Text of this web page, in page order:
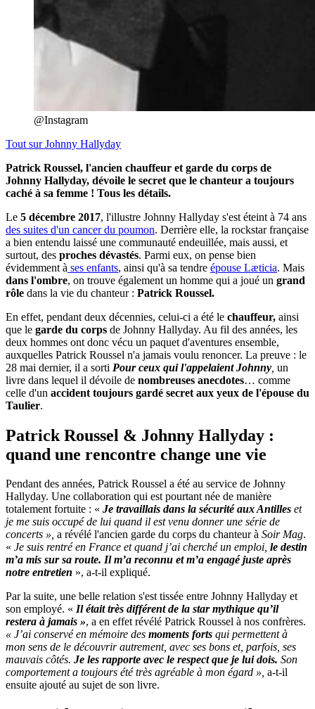
@Instagram
Tout surJohnny Hallyday
Patrick Roussel, l'ancien chauffeur et garde du corps de
Johnny Hallyday, dévoile le secret que le chanteur a toujours
caché à sa femme ! Tous les détails.
Le 5 décembre 2017, l'illustre Johnny Hallyday s'est éteint à 74 ans
des suites d'un cancer du poumon. Derrière elle, la rockstar française
a bien entendu laissé une communauté endeuillée, mais aussi, et
surtout, des proches dévastés. Parmi eux, on pense bien
évidemment à ses enfants, ainsi qu'à sa tendre épouse Læticia. Mais
dans l'ombre, on trouve également un homme qui a joué un grand
rôle dans la vie du chanteur : Patrick Roussel.
En effet, pendant deux décennies, celui-ci a été le chauffeur, ainsi
que le garde du corps de Johnny Hallyday. Au fil des années, les
deux hommes ont donc vécu un paquet d'aventures ensemble,
auxquelles Patrick Roussel n'a jamais voulu renoncer. La preuve : le
28 mai dernier, il a sorti Pour ceux qui l'appelaient Johnny un
livre dans lequel il dévoile de nombreuses anecdotes… comme
celle d'un accident toujours gardé secret aux yeux de l'épouse du
Taulier.
Patrick Roussel & Johnny Hallyday :
quand une rencontre change une vie
Pendant des années, Patrick Roussel a été au service de Johnny
Hallyday. Une collaboration qui est pourtant née de manière
totalement fortuite : « Je travaillais dans la sécurité aux Antilles et
je me suis occupé de lui quand il est venu donner une série de
concerts », a révélé l'ancien garde du corps du chanteur à Soir Mag.
« Je suis rentré en France et quand j’ai cherché un emploi, le destin
m’a mis sur sa route. Il m’a reconnu et m’a engagé juste après
notre entretien », a-t-il expliqué.
Par la suite, une belle relation s'est tissée entre Johnny Hallyday et
son employé. « Il était très différent de la star mythique qu’il
restera à jamais », a en effet révélé Patrick Roussel à nos confrères.
« J’ai conservé en mémoire des moments forts qui permettent à
mon sens de le découvrir autrement, avec ses bons et, parfois, ses
mauvais côtés. Je les rapporte avec le respect que je lui dois. Son
comportement a toujours été très agréable à mon égard », a-t-il
ensuite ajouté au sujet de son livre.